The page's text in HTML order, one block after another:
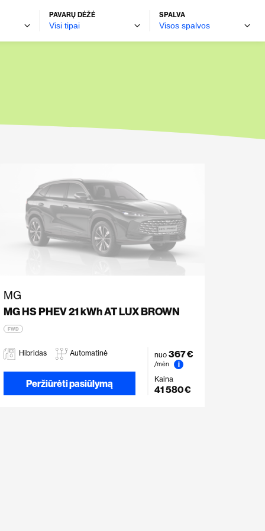
PAVARŲ DĖŽĖ SPALVA
MG
MG HS PHEV 21 kWh AT LUX BROWN
FWD
Hibridas Automatinė
Peržiūrėti pasiūlymą
nuo 367 €
/mėn
i
Kaina
41 580 €